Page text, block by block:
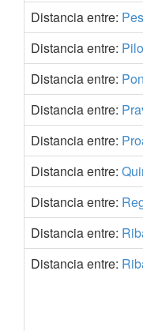
Distancia entre:
Distancia entre:
Distancia entre:
Distancia entre:
Distancia entre:
Distancia entre:
Distancia entre:
Distancia entre:
Distancia entre: